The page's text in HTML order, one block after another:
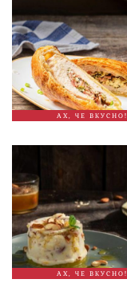
АХ, ЧЕ ВКУСНО!
АХ, ЧЕ ВКУСНО!